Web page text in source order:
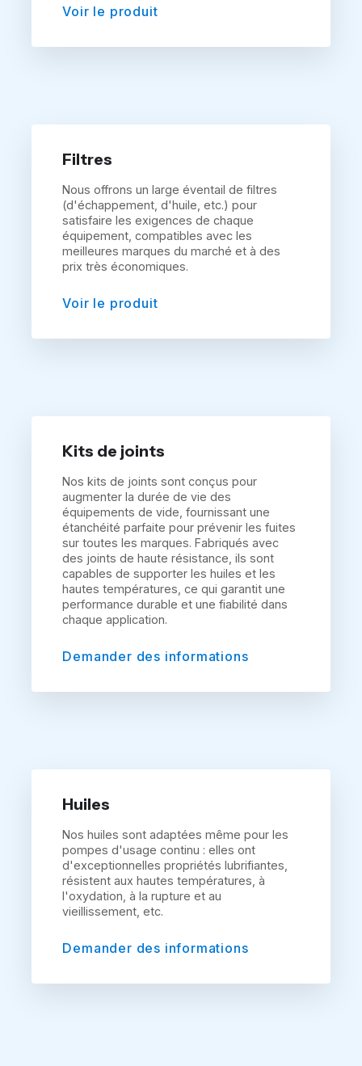
Voir le produit
Filtres
Nous offrons un large éventail de filtres
(d'échappement, d'huile, etc.) pour
satisfaire les exigences de chaque
équipement, compatibles avec les
meilleures marques du marché et à des
prix très économiques.
Voir le produit
Kits de joints
Nos kits de joints sont conçus pour
augmenter la durée de vie des
équipements de vide, fournissant une
étanchéité parfaite pour prévenir les fuites
sur toutes les marques. Fabriqués avec
des joints de haute résistance, ils sont
capables de supporter les huiles et les
hautes températures, ce qui garantit une
performance durable et une fiabilité dans
chaque application.
Demander des informations
Huiles
Nos huiles sont adaptées même pour les
pompes d'usage continu : elles ont
d'exceptionnelles propriétés lubrifiantes,
résistent aux hautes températures, à
l'oxydation, à la rupture et au
vieillissement, etc.
Demander des informations